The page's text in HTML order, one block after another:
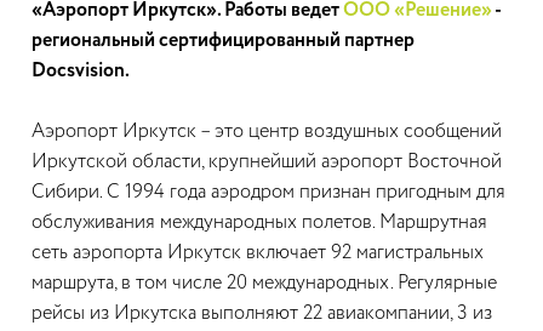
«Аэропорт Иркутск». Работы ведетООО «Решение» -
региональный сертифицированный партнер
Docsvision.
Аэропорт Иркутск – это центр воздушных сообщений
Иркутской области, крупнейший аэропорт Восточной
Сибири. С 1994 года аэродром признан пригодным для
обслуживания международных полетов. Маршрутная
сеть аэропорта Иркутск включает 92 магистральных
маршрута, в том числе 20 международных. Регулярные
рейсы из Иркутска выполняют 22 авиакомпании, 3 из